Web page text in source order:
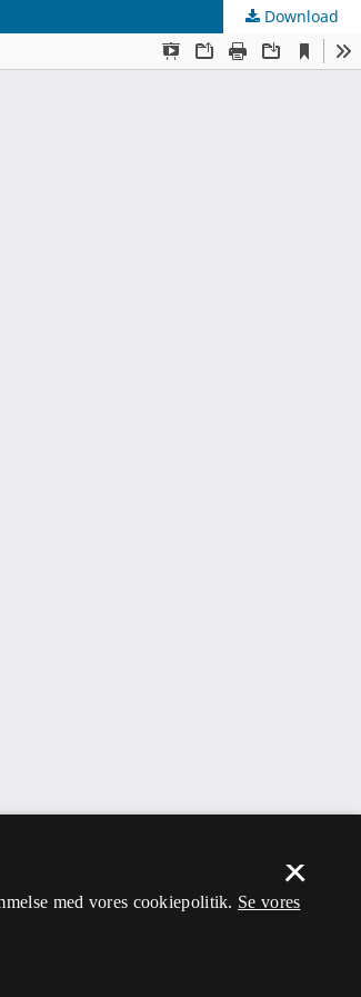
Download
×
med vores cookiepolitik. Se vores